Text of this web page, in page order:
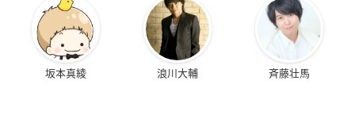
坂本真綾 浪川大輔 斉藤壮馬